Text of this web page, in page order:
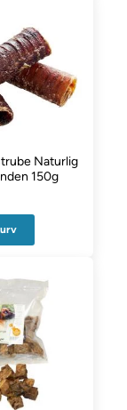
Naturlig
150g